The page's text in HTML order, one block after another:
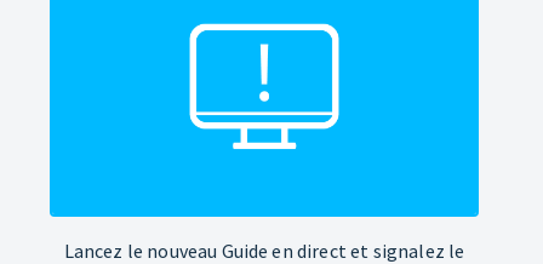
Lancez le nouveau Guide en direct et signalez le